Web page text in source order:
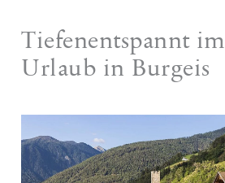
Home
Weisses Kreuz
Zimmer & Suiten
Angebote
Tiefenentspannt im
Urlaub in Burgeis